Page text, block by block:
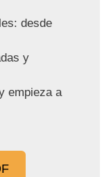
desde
y
empieza a